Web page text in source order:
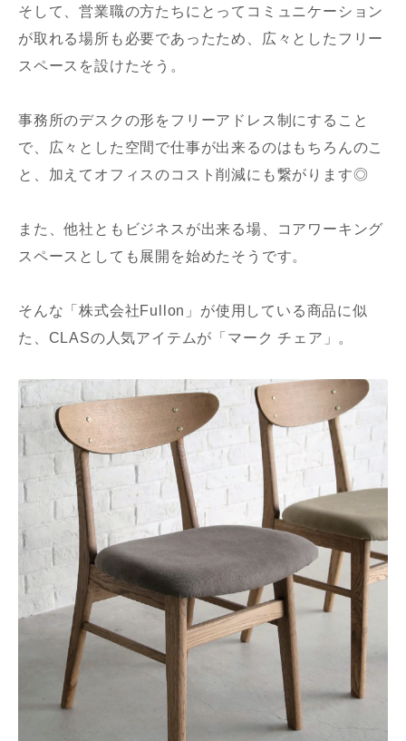
そして、営業職の方たちにとってコミュニケーション
が取れる場所も必要であったため、広々としたフリー
スペースを設けたそう。
事務所のデスクの形をフリーアドレス制にすること
で、広々とした空間で仕事が出来るのはもちろんのこ
と、加えてオフィスのコスト削減にも繋がります◎
また、他社ともビジネスが出来る場、コアワーキング
スペースとしても展開を始めたそうです。
そんな「株式会社Fullon」が使用している商品に似
た、CLASの人気アイテムが「マーク チェア」。